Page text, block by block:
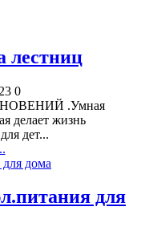
лестниц
0
.Умная
делает жизнь
дет...
для